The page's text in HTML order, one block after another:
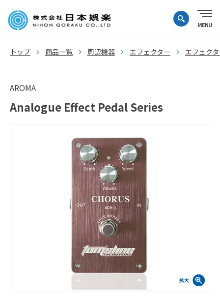
トップ 商品一覧 周辺機器 エフェクター エフェク
AROMA
Analogue Effect Pedal Series